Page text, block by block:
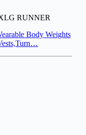
RUNNER
Body Weights